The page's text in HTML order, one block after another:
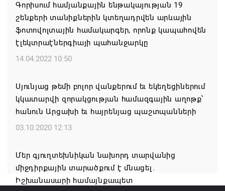
Միասնական աղոթք և Ամենայն Հայոց
Կաթողիկոսի հայրապետական պատգամը
Միածնաէջ Մայր Տաճարում
07.08.2026 19:50
Ժամանակակից Բելառուսին պակասում է այն
կառավարման համակարգը, որը կար խորհրդային
ժամանակներում, հայտարարել է Ալեքսանդր
Լուկաշենկոն
ՀՀ ԱԱԾ սահմանապահ զորքերի
պատվիրակությունն այցելել է Լիտվայի
Գորիսում hամյանքային ենթակայության 19
շենքերի տանիքներին կտեղադրվեն արևային
ֆոտովոլտային համակարգեր, որոնք կապահովեն
էլեկտրաէներգիայի պահանջարկը
14.04.2022 10:50
Սյունյաց թեմի բոլոր վանքերում եւ եկեղեցիներում
կկատարվի զորակցության համազգային աղոթք՝
հանուն Արցախի եւ հայրենյաց պաշտպանների
03.10.2020 12:13
Մեր գյուղտեխնիկան նախորդ տարվանից
միջդիրքային տարածքում է մնացել.
Իշխանասարի համայնքապետ